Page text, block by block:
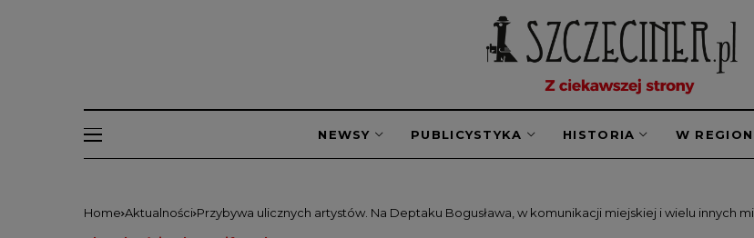
NEWSY PUBLICYSTYKA HISTORIA W
Home Aktualności Przybywa ulicznych artystów. Na Deptaku Bogusława, w komunikacji miejskiej i wielu innych